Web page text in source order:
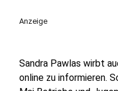
Anzeige
Sandra Pawlas wirbt
online zu informieren.